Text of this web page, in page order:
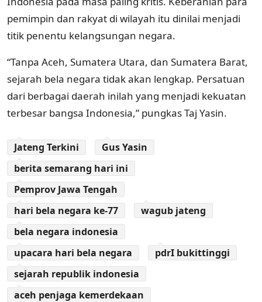
pemimpin dan rakyat di wilayah itu dinilai menjadi
titik penentu kelangsungan negara.
“Tanpa Aceh, Sumatera Utara, dan Sumatera Barat,
sejarah bela negara tidak akan lengkap. Persatuan
dari berbagai daerah inilah yang menjadi kekuatan
terbesar bangsa Indonesia,” pungkas Taj Yasin.
Jateng Terkini
Gus Yasin
berita semarang hari ini
Pemprov Jawa Tengah
hari bela negara ke-77
wagub jateng
bela negara indonesia
upacara hari bela negara
pdrI bukittinggi
sejarah republik indonesia
aceh penjaga kemerdekaan